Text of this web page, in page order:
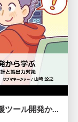
【CEDEC2026】コードレビュー支援ツール開発から学ぶ：LLMを用いた業務システムの実践的な運用設計と誤出力対策